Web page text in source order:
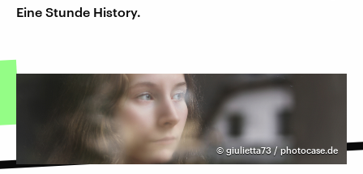
Eine Stunde History.
© giulietta73 / photocase.de